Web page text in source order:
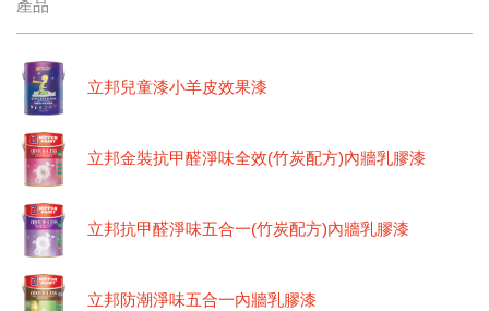
產品
立邦兒童漆小羊皮效果漆
立邦金裝抗甲醛淨味全效(竹炭配方)內牆乳膠漆
立邦抗甲醛淨味五合一(竹炭配方)內牆乳膠漆
立邦防潮淨味五合一內牆乳膠漆